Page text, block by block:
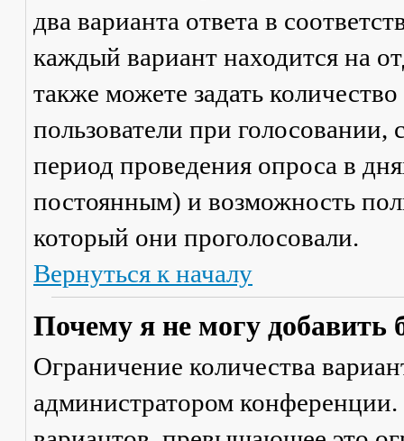
два варианта ответа в
каждый вариант находится на
также можете задать
пользователи при
период проведения опроса в
постоянным) и возможность
который они проголосовали.
Вернуться к началу
Почему я не могу добавить
Ограничение количества
администратором